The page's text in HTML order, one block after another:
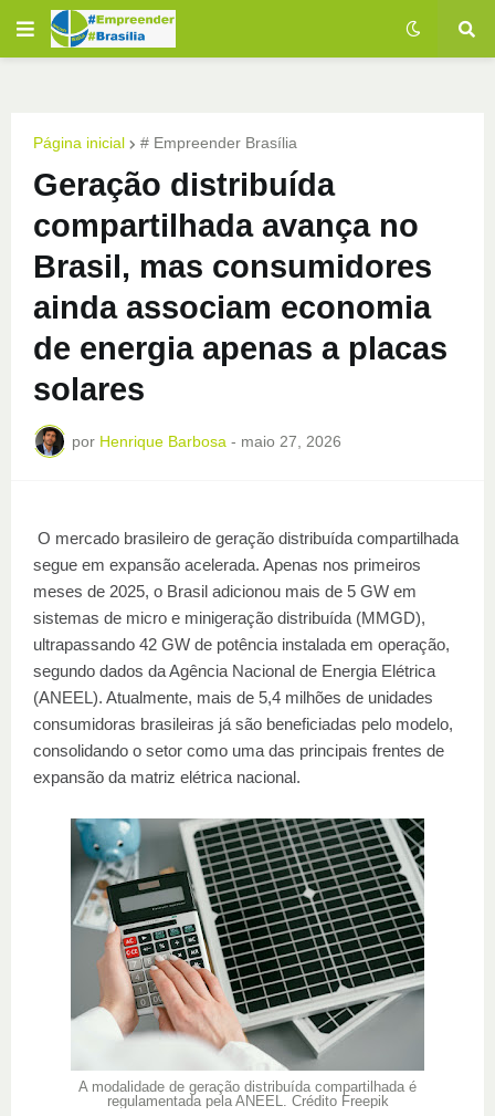
Página inicial # Empreender Brasília
Geração distribuída
compartilhada avança no
Brasil, mas consumidores
ainda associam economia
de energia apenas a placas
solares
por Henrique Barbosa - maio 27, 2026
O mercado brasileiro de geração distribuída compartilhada
segue em expansão acelerada. Apenas nos primeiros
meses de 2025, o Brasil adicionou mais de 5 GW em
sistemas de micro e minigeração distribuída (MMGD),
ultrapassando 42 GW de potência instalada em operação,
segundo dados da Agência Nacional de Energia Elétrica
(ANEEL). Atualmente, mais de 5,4 milhões de unidades
consumidoras brasileiras já são beneficiadas pelo modelo,
consolidando o setor como uma das principais frentes de
expansão da matriz elétrica nacional.
A modalidade de geração distribuída compartilhada é
regulamentada pela ANEEL. Crédito Freepik